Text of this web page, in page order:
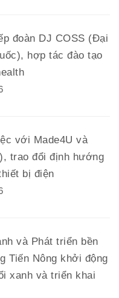
đoàn DJ COSS (Đại
hợp tác đào tạo
với Made4U và
trao đổi định hướng
bị điện
và Phát triển bền
Tiến Nông khởi động
xanh và triển khai